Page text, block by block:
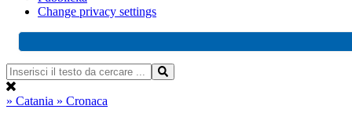
Change privacy settings
» Catania » Cronaca